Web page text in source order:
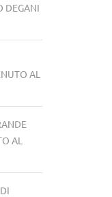
DEGANI
AL
AL